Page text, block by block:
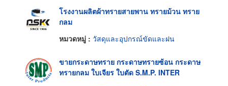
โรงงานผลิตผ้าทรายสายพาน ทรายม้วน ทราย
กลม
หมวดหมู่ : วัสดุและอุปกรณ์ขัดและฝน
ขายกระดาษทราย กระดาษทรายซ้อน กระดาษ
ทรายกลม ใบเจียร ใบตัด S.M.P. INTER